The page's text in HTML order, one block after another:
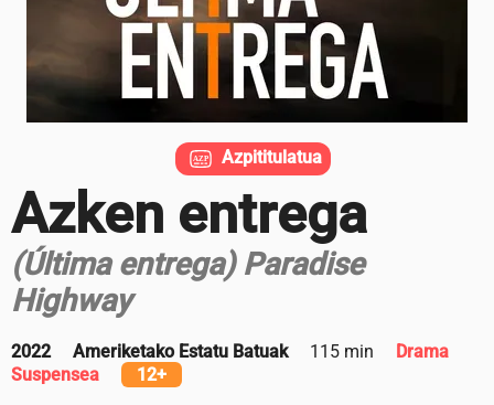
Azken entrega
(Última entrega) Paradise
Highway
2022 Ameriketako Estatu Batuak 115 min
Drama
Suspensea
12+
Azpititulatua